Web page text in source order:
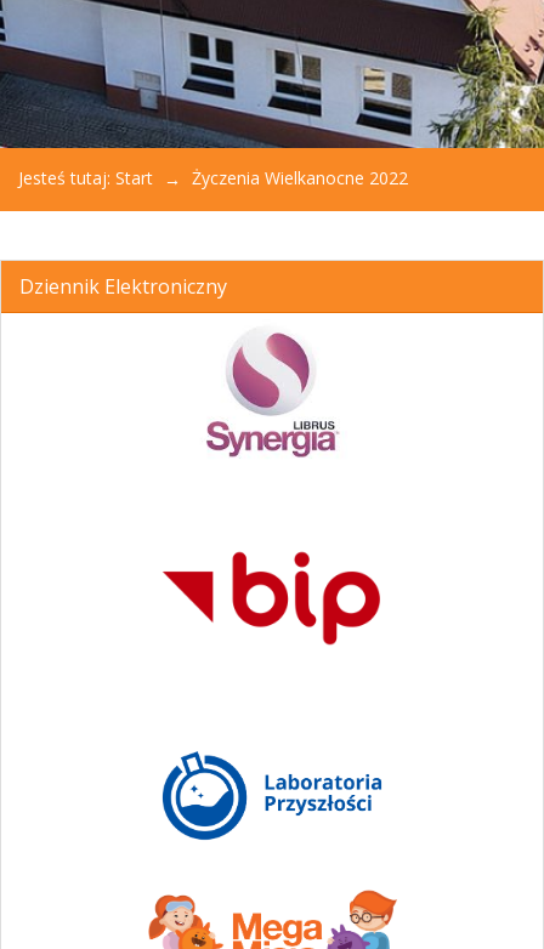
Jesteś tutaj: Start Życzenia Wielkanocne 2022
Dziennik Elektroniczny